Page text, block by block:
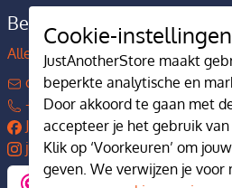
Bedrijfsgegevens
Alles over JustAnotherStore
contact@justanotherstore.nl
+31 73 644 7405
JustAnotherStore
justanotherstore.nl
Cookie-instellingen
JustAnotherStore maakt
beperkte analytische en
Door akkoord te gaan met
accepteer je het gebruik
Klik op ‘Voorkeuren’ om
geven. We verwijzen je